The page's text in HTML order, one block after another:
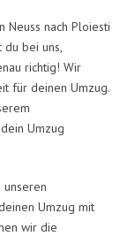
Neuss nach Ploiesti
du bei uns,
richtig! Wir
für deinen Umzug.
Umzug
Umzug mit
wir die